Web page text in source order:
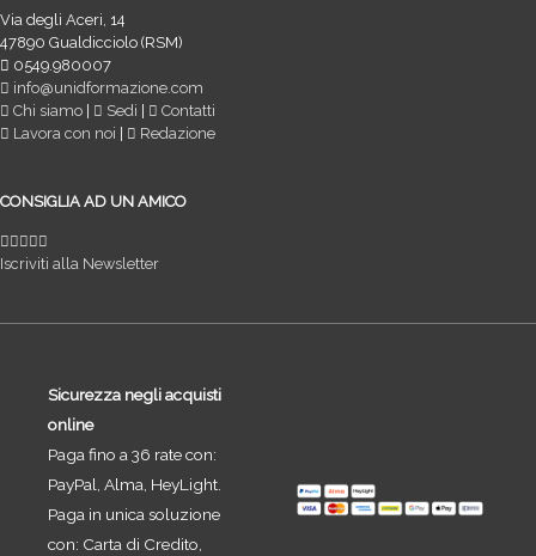
Via degli Aceri, 14
47890 Gualdicciolo (RSM)
0549.980007
info@unidformazione.com
Chi siamo
Sedi
Contatti
Lavora con noi
Redazione
CONSIGLIA AD UN AMICO
Iscriviti alla Newsletter
Sicurezza negli acquisti
online
Paga fino a 36 rate con:
PayPal, Alma, HeyLight.
Paga in unica soluzione
con: Carta di Credito,